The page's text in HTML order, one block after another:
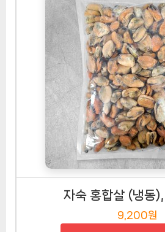
자숙 홍합살 (냉동
9,200원